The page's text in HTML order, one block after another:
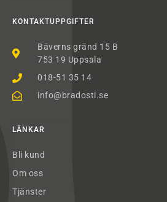
LÄNKAR
Bli kund
Om oss
Tjänster
KONTAKTUPPGIFTER
Bäverns gränd 15 B
753 19 Uppsala
018-51 35 14
info@bradosti.se